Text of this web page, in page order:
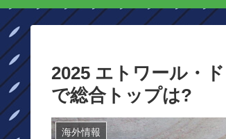
2025 エトワール・
で総合トップは?
海外情報